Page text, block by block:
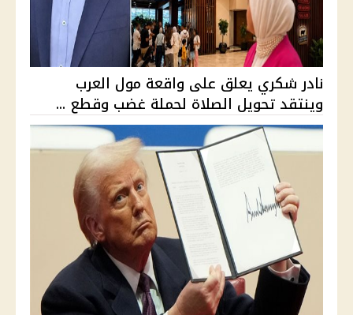
نادر شكري يعلق على واقعة مول العرب
وينتقد تحويل الصلاة لحملة غضب وقطع ...